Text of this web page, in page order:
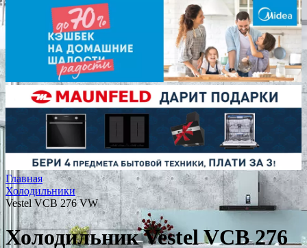
Главная
Холодильники
Vestel VCB 276 VW
Холодильник Vestel VCB 276